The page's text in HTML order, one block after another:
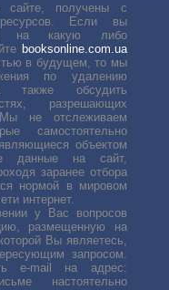
сайте, получены с
ресурсов. Если вы
на какую либо
booksonline.com.ua
в будущем, то мы
по удалению
также обсудить
разрешающих
Мы не отслеживаем
самостоятельно
объектом
данные на сайт,
заранее отбора
нормой в мировом
интернет.
у Вас вопросов
размещенную на
Вы являетесь,
запросом.
е-mail на адрес:
настоятельно